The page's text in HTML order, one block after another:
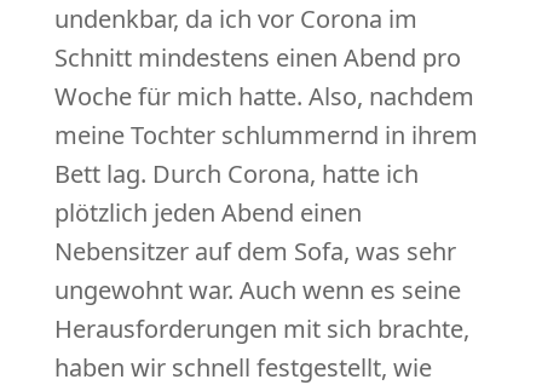
undenkbar, da ich vor Corona im
Schnitt mindestens einen Abend pro
Woche für mich hatte. Also, nachdem
meine Tochter schlummernd in ihrem
Bett lag. Durch Corona, hatte ich
plötzlich jeden Abend einen
Nebensitzer auf dem Sofa, was sehr
ungewohnt war. Auch wenn es seine
Herausforderungen mit sich brachte,
haben wir schnell festgestellt, wie